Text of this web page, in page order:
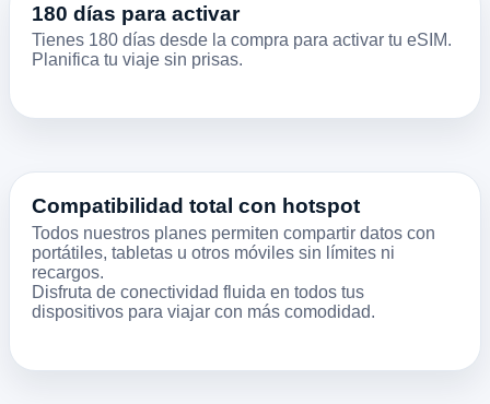
180 días para activar
Tienes 180 días desde la compra para activar tu eSIM.
Planifica tu viaje sin prisas.
Compatibilidad total con hotspot
Todos nuestros planes permiten compartir datos con
portátiles, tabletas u otros móviles sin límites ni
recargos.
Disfruta de conectividad fluida en todos tus
dispositivos para viajar con más comodidad.